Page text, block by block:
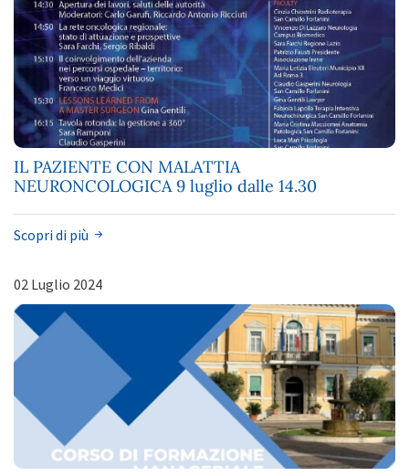
IL PAZIENTE CON MALATTIA
NEURONCOLOGICA 9 luglio dalle 14.30
Scopri di più
02 Luglio 2024